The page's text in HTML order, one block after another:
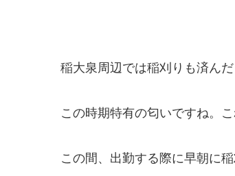
稲大泉周辺では稲刈りも済ん
この時期特有の匂いですね。
この間、出勤する際に早朝に